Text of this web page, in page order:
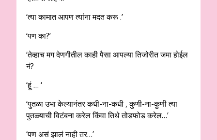
‘त्या कामात आपण त्यांना मदत करू .’
‘पण का?’
‘तेव्हाच मग देणगीतील काही पैसा आपल्या तिजोरीत जमा होईल
नं?
‘हूं … ‘
‘पुतळा उभा केल्यानंतर कधी-ना-कधी , कुणी-ना-कुणी त्या
पुतळ्याची विटंबना करेल किंवा तिथे तोडफोड करेल…’
‘पण असं झालं नाही तर…’